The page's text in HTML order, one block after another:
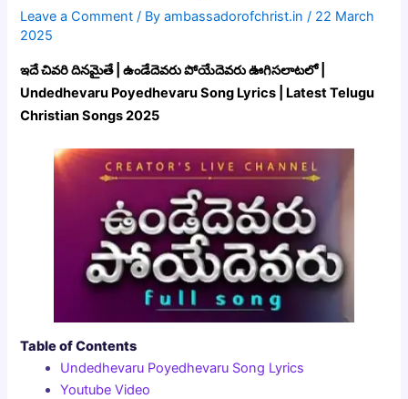
Leave a Comment / Byambassadorofchrist.in/ 22 March
2025
ఇదే చివరి దినమైతే | ఉండేదెవరు పోయేదెవరు ఊగిసలాటలో |
Undedhevaru Poyedhevaru Song Lyrics | Latest Telugu
Christian Songs 2025
Table of Contents
Undedhevaru Poyedhevaru Song Lyrics
Youtube Video